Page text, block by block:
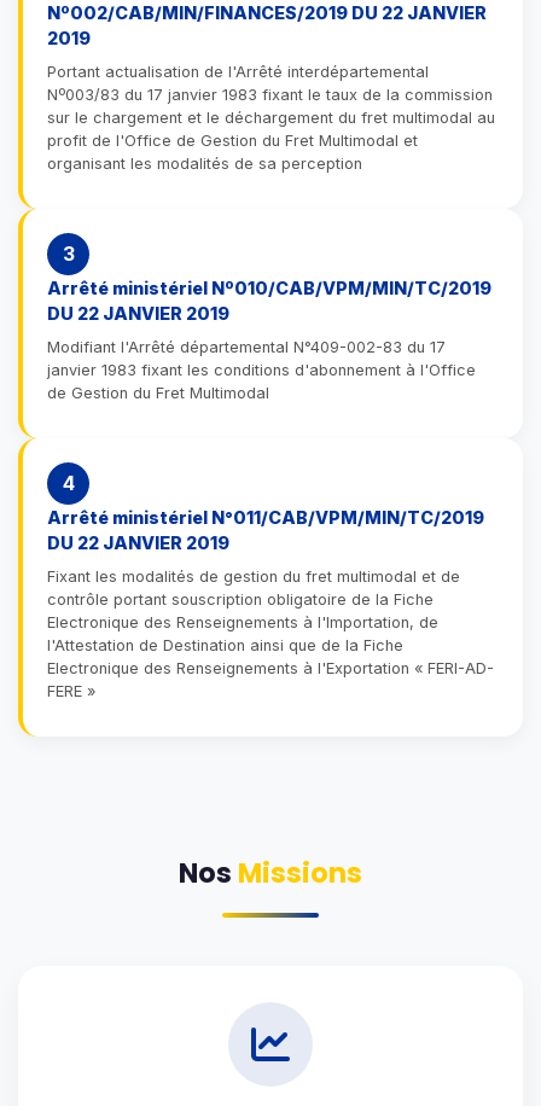
Nº002/CAB/MIN/FINANCES/2019 DU 22 JANVIER
2019
Portant actualisation de l'Arrêté interdépartemental
Nº003/83 du 17 janvier 1983 fixant le taux de la commission
sur le chargement et le déchargement du fret multimodal au
profit de l'Office de Gestion du Fret Multimodal et
organisant les modalités de sa perception
3
Arrêté ministériel Nº010/CAB/VPM/MIN/TC/2019
DU 22 JANVIER 2019
Modifiant l'Arrêté départemental N°409-002-83 du 17
janvier 1983 fixant les conditions d'abonnement à l'Office
de Gestion du Fret Multimodal
4
Arrêté ministériel N°011/CAB/VPM/MIN/TC/2019
DU 22 JANVIER 2019
Fixant les modalités de gestion du fret multimodal et de
contrôle portant souscription obligatoire de la Fiche
Electronique des Renseignements à l'Importation, de
l'Attestation de Destination ainsi que de la Fiche
Electronique des Renseignements à l'Exportation « FERI-AD-
FERE »
Nos Missions